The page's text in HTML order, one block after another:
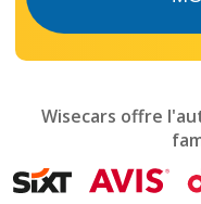
mark
get
the
Wisecars offre